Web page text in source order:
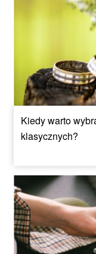
Kiedy warto
klasycznych?